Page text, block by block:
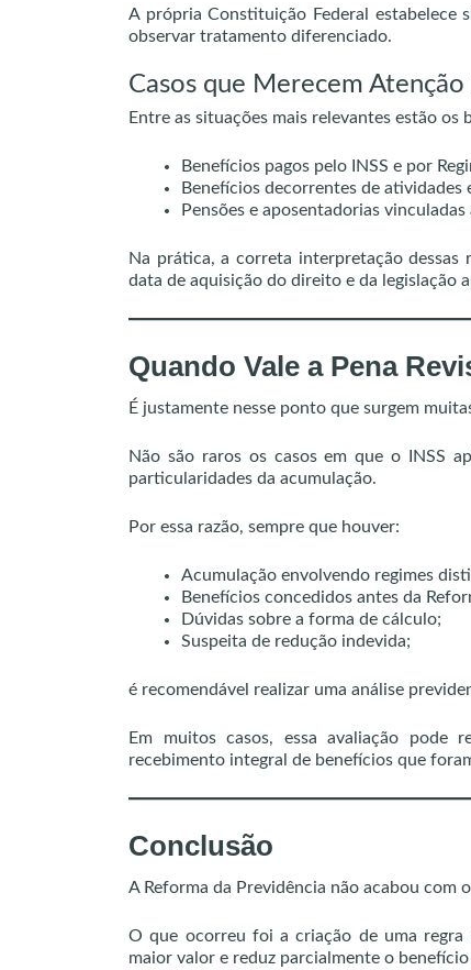
A própria Constituição Federal estabelece
observar tratamento diferenciado.
Casos que Merecem Atenção
Entre as situações mais relevantes estão
Benefícios pagos pelo INSS e por
Benefícios decorrentes de
Pensões e aposentadorias
Na prática, a correta interpretação dessas
data de aquisição do direito e da legislação
Quando Vale a Pena
É justamente nesse ponto que surgem
Não são raros os casos em que o INSS
particularidades da acumulação.
Por essa razão, sempre que houver:
Acumulação envolvendo regimes
Benefícios concedidos antes da
Dúvidas sobre a forma de cálculo;
Suspeita de redução indevida;
é recomendável realizar uma análise
Em muitos casos, essa avaliação pode
recebimento integral de benefícios que
Conclusão
A Reforma da Previdência não acabou com
O que ocorreu foi a criação de uma regra
maior valor e reduz parcialmente o